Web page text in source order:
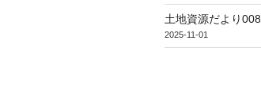
土地資源だより008
2025-11-01